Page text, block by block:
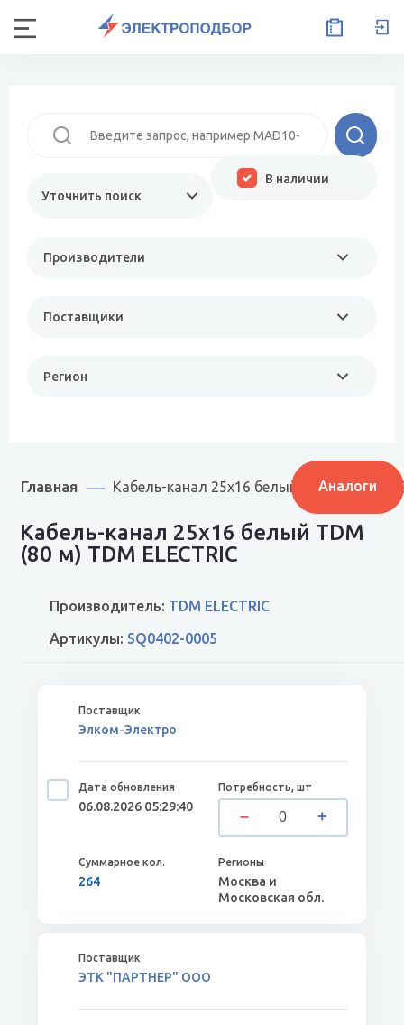
Уточнить поиск
Производители
Поставщики
Регион
В наличии
Главная Кабель-канал 25х16 белый TDM (80 м)
Аналоги
Кабель-канал 25х16 белый TDM
(80 м) TDM ELECTRIC
Производитель: TDM ELECTRIC
Артикулы: SQ0402-0005
Элком-Электро
06.08.2026 05:29:40
264
Москва и
Московская обл.
ЭТК "ПАРТНЕР" ООО